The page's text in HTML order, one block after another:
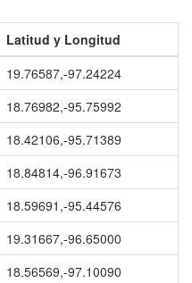
Latitud y Longitud
19.76587,-97.24224
18.76982,-95.75992
18.42106,-95.71389
18.84814,-96.91673
18.59691,-95.44576
19.31667,-96.65000
18.56569,-97.10090